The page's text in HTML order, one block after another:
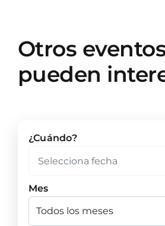
Otros
pueden
¿Cuándo?
Mes